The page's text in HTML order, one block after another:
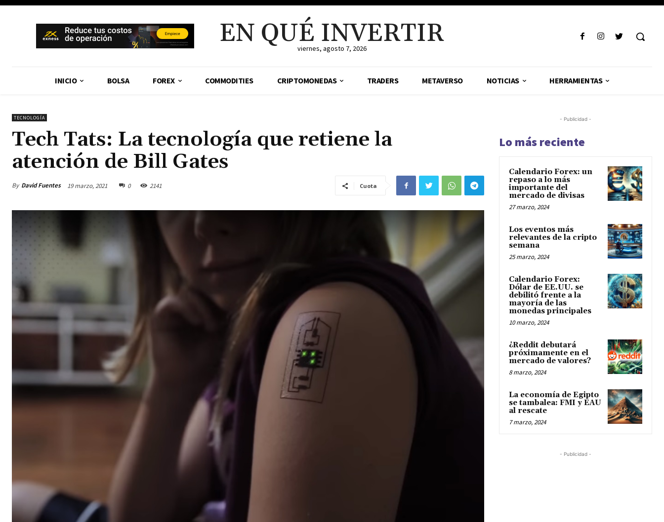
EN QUÉ INVERTIR
viernes, agosto 7, 2026
INICIO BOLSA FOREX COMMODITIES CRIPTOMONEDAS TRADERS METAVERSO NOTICIAS HERRAMIENTAS
TECNOLOGÍA
Tech Tats: La tecnología que retiene la
atención de Bill Gates
By David Fuentes 19 marzo, 2021 0 2141 Cuota
- Publicidad -
Lo más reciente
Calendario Forex: un
repaso a lo más
importante del
mercado de divisas
27 marzo, 2024
Los eventos más
relevantes de la cripto
semana
25 marzo, 2024
Calendario Forex:
Dólar de EE.UU. se
debilitó frente a la
mayoría de las
monedas principales
10 marzo, 2024
¿Reddit debutará
próximamente en el
mercado de valores?
8 marzo, 2024
La economía de Egipto
se tambalea: FMI y EAU
al rescate
7 marzo, 2024
- Publicidad -